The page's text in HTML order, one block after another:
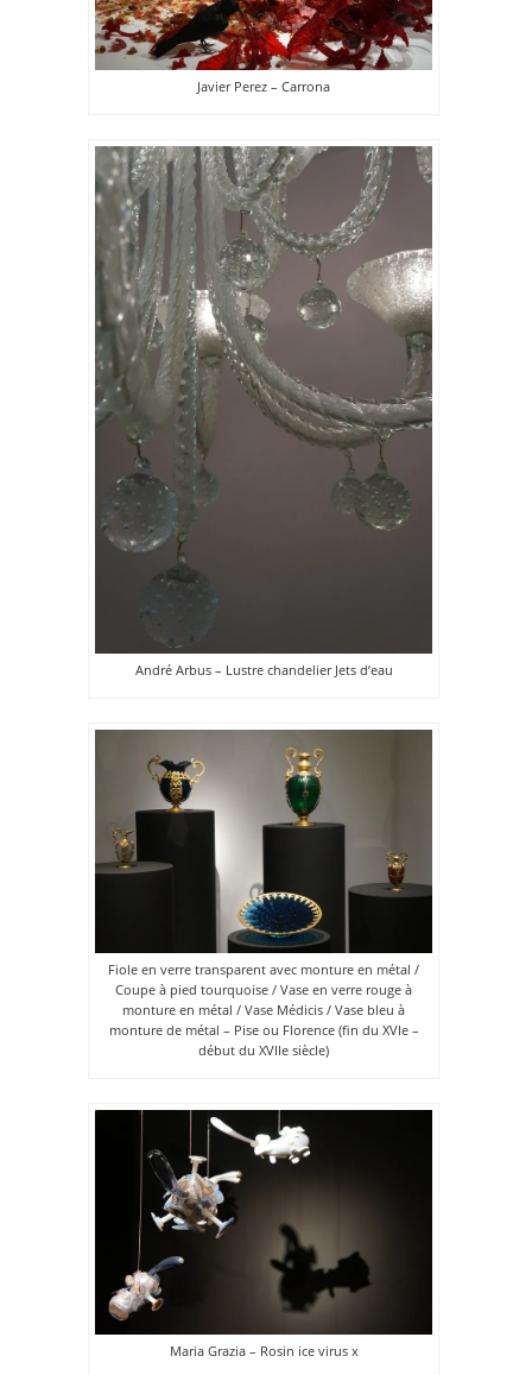
Javier Perez – Carrona
André Arbus – Lustre chandelier Jets d’eau
Fiole en verre transparent avec monture en métal /
Coupe à pied tourquoise / Vase en verre rouge à
monture en métal / Vase Médicis / Vase bleu à
monture de métal – Pise ou Florence (fin du XVIe –
début du XVIIe siècle)
Maria Grazia – Rosin ice virus x